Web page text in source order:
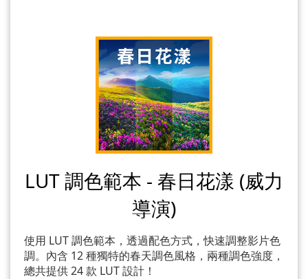
LUT 調色範本 - 春日花漾 (威力
導演)
使用 LUT 調色範本，透過配色方式，快速調整影片色
調。內含 12 種獨特的春天調色風格，兩種調色強度，
總共提供 24 款 LUT 設計！